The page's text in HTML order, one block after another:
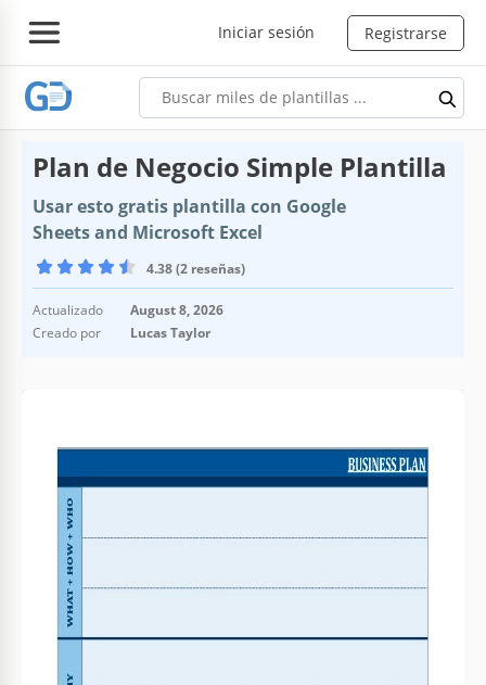
Iniciar sesión Registrarse
Plan de Negocio Simple Plantilla
Usar esto gratis plantilla con Google
Sheets and Microsoft Excel
4.38 (2 reseñas)
Actualizado
August 8, 2026
Creado por
Lucas Taylor